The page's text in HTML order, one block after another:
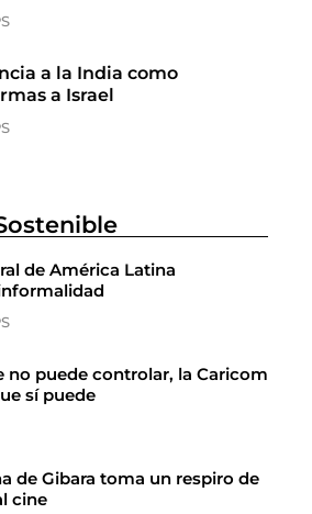
a la India como
a Israel
de América Latina
no puede controlar, la Caricom
sí puede
de Gibara toma un respiro de
cine